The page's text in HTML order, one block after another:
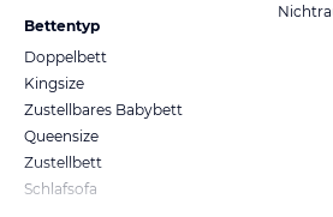
Bettentyp
Doppelbett
Kingsize
Zustellbares Babybett
Queensize
Zustellbett
Schlafsofa